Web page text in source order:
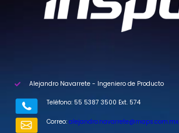
Alejandro Navarrete - Ingeniero de Producto
Teléfono: 55 5387 3500 Ext. 574
Correo: alejandro.navarrete@maps.com.mx